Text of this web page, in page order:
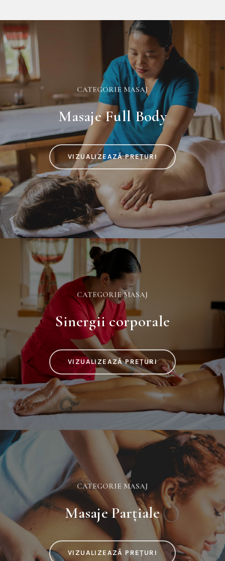
CATEGORIE MASAJ
Masaje Full Body
VIZUALIZEAZĂ PREȚURI
CATEGORIE MASAJ
Sinergii corporale
VIZUALIZEAZĂ PREȚURI
CATEGORIE MASAJ
Masaje Parțiale
VIZUALIZEAZĂ PREȚURI